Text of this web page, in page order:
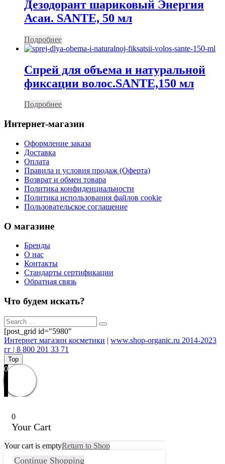
Дезодорант шариковый Энергия
Асаи. SANTE, 50 мл
Подробнее
Спрей для объема и натуральной
фиксации волос.SANTE,150 мл
Подробнее
Интернет-магазин
Оформление заказа
Доставка
Оплата
Правила и условия продаж (Оферта)
Возврат и обмен товара
Политика конфиденциальности
Политика использования файлов cookie
Пользовательское соглашение
О магазине
Бренды
О нас
Контакты
Стандарты сертификации
Обратная связь
Что будем искать?
[post_grid id="5980"
Интернет магазин косметики | www.shop-organic.ru 2014-2023
гг | 8 800 201 33 71
Top
0
0
Your Cart
Your cart is emptyReturn to Shop
Continue Shopping